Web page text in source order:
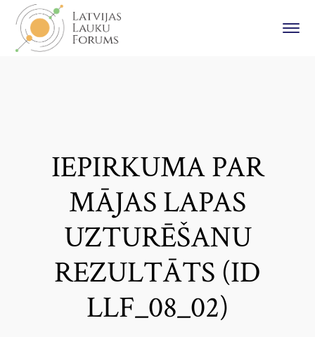
IEPIRKUMA PAR
MĀJAS LAPAS
UZTURĒŠANU
REZULTĀTS (ID
LLF_08_02)